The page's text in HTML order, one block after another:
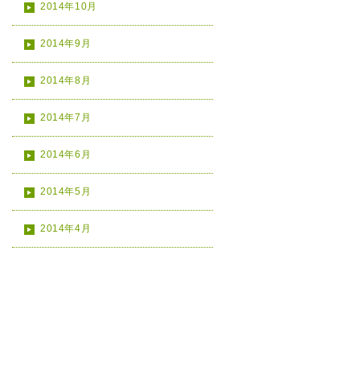
2014年10月
2014年9月
2014年8月
2014年7月
2014年6月
2014年5月
2014年4月